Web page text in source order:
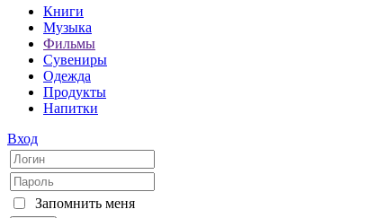
Книги
Музыка
Фильмы
Сувениры
Одежда
Продукты
Напитки
Вход
Запомнить меня